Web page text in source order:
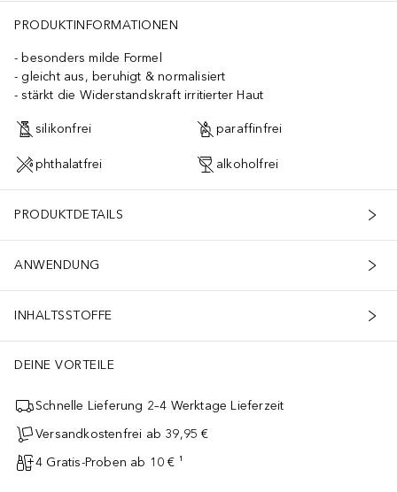
PRODUKTINFORMATIONEN
besonders milde Formel
gleicht aus, beruhigt & normalisiert
stärkt die Widerstandskraft irritierter Haut
silikonfrei paraffinfrei
phthalatfrei alkoholfrei
PRODUKTDETAILS
ANWENDUNG
INHALTSSTOFFE
DEINE VORTEILE
Schnelle Lieferung 2–4 Werktage Lieferzeit
Versandkostenfrei ab 39,95 €
4 Gratis-Proben ab 10 € ¹